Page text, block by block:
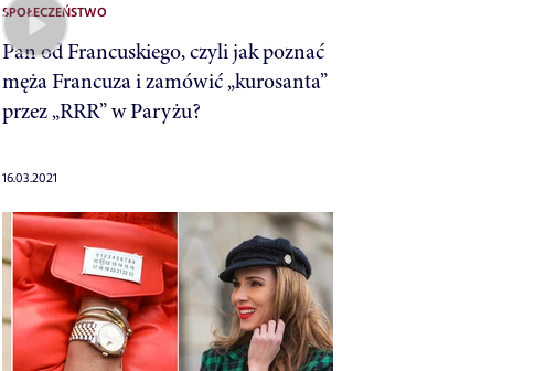
SPOŁECZEŃSTWO
Pan od Francuskiego, czyli jak poznać
męża Francuza i zamówić „kurosanta”
przez „RRR” w Paryżu?
16.03.2021